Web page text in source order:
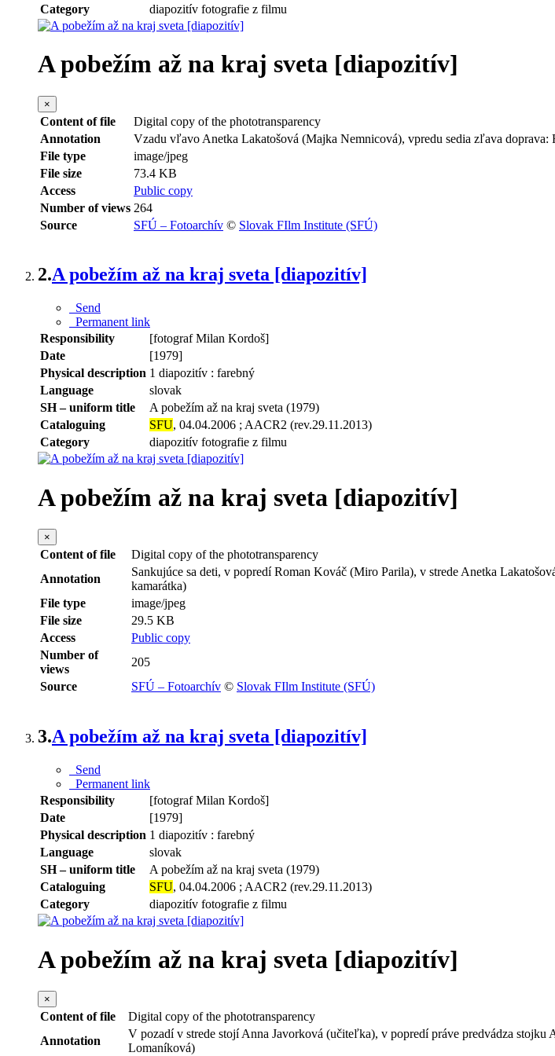
Category
diapozitív fotografie z filmu
A pobežím až na kraj sveta [diapozitív]
×
Content of file
Digital copy of the phototransparency
Annotation
Vzadu vľavo Anetka Lakatošová (Majka Nemnicová), vpredu sedia zľava
File type
image/jpeg
File size
73.4 KB
Access
Public copy
Number of views 264
Source
SFÚ – Fotoarchív © Slovak FIlm Institute (SFÚ)
2.A pobežím až na kraj sveta [diapozitív]
Send
Permanent link
Responsibility
[fotograf Milan Kordoš]
Date
[1979]
Physical description 1 diapozitív : farebný
Language
slovak
SH – uniform title
A pobežím až na kraj sveta (1979)
Cataloguing
SFU, 04.04.2006 ; AACR2 (rev.29.11.2013)
Category
diapozitív fotografie z filmu
A pobežím až na kraj sveta [diapozitív]
×
Content of file
Digital copy of the phototransparency
Annotation
Sankujúce sa deti, v popredí Roman Kováč (Miro Parila), v strede Anetka
kamarátka)
File type
image/jpeg
File size
29.5 KB
Access
Public copy
Number of
views
205
Source
SFÚ – Fotoarchív © Slovak FIlm Institute (SFÚ)
3.A pobežím až na kraj sveta [diapozitív]
Send
Permanent link
Responsibility
[fotograf Milan Kordoš]
Date
[1979]
Physical description 1 diapozitív : farebný
Language
slovak
SH – uniform title
A pobežím až na kraj sveta (1979)
Cataloguing
SFU, 04.04.2006 ; AACR2 (rev.29.11.2013)
Category
diapozitív fotografie z filmu
A pobežím až na kraj sveta [diapozitív]
×
Content of file
Digital copy of the phototransparency
Annotation
V pozadí v strede stojí Anna Javorková (učiteľka), v popredí práve predvádza
Lomaníková)